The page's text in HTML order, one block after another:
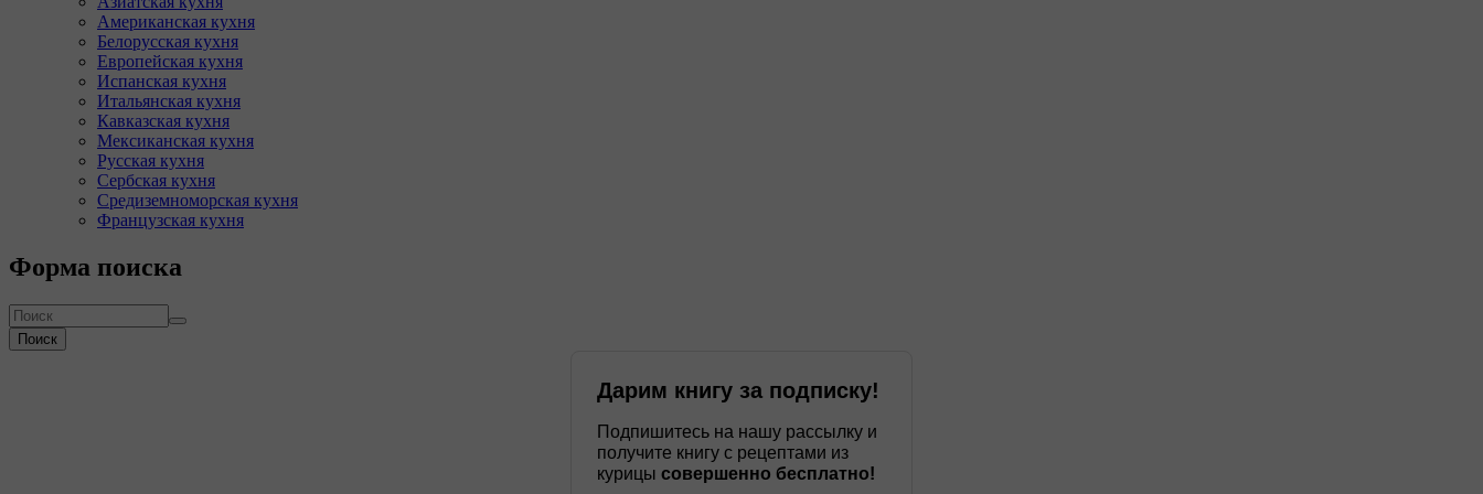
Американская кухня
Белорусская кухня
Европейская кухня
Испанская кухня
Итальянская кухня
Кавказская кухня
Мексиканская кухня
Русская кухня
Сербская кухня
Средиземноморская кухня
Французская кухня
Форма поиска
Поиск
Дарим книгу за подписку!
Подпишитесь на нашу рассылку и
получите книгу с рецептами из
курицы совершенно бесплатно!